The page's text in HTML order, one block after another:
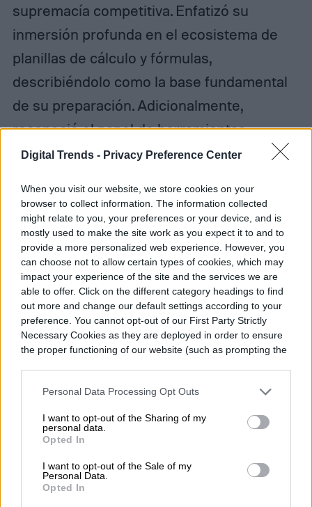
Digital Trends - Privacy Preference Center
When you visit our website, we store cookies on your
browser to collect information. The information collected
might relate to you, your preferences or your device, and is
mostly used to make the site work as you expect it to and to
provide a more personalized web experience. However, you
can choose not to allow certain types of cookies, which may
impact your experience of the site and the services we are
able to offer. Click on the different category headings to find
out more and change our default settings according to your
preference. You cannot opt-out of our First Party Strictly
Necessary Cookies as they are deployed in order to ensure
the proper functioning of our website (such as prompting the
Personal Data Processing Opt Outs
I want to opt-out of the Sharing of my
personal data.
Opted In
I want to opt-out of the Sale of my
Personal Data.
Opted In
supremacía competitiva. Enfatizó su
inmersión profunda en el ecosistema de
planillas de cálculo y fórmulas,
describiéndolo como la base fundamental
de su preparación. Adicionalmente,
reconoció el papel de herramientas
auxiliares, mencionando específicamente
desarrollada por su colega Eric, que
describió como un instrumento que
«acelera todo y hace que todo funcione a la
perfección». Esta revelación indica que los
campeones mundiales de Excel no se
limitan a manipular la aplicación de
Microsoft, sino que también integran
herramientas complementarias y
optimizaciones periféricas en sus flujos de
trabajo competitivos.